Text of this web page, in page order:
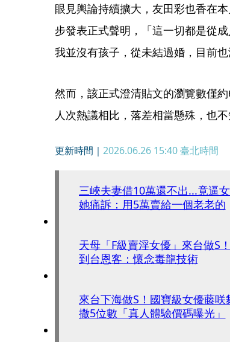
眼見輿論持續擴大，友田彩也香在
步發表正式聲明，「這一切都是從
我並沒有孩子，從未結過婚，目前
然而，該正式澄清貼文的瀏覽數僅
人次熱議相比，落差相當懸殊，也
更新時間｜ 2026.06.26 15:40臺北時間
三峽夫妻借10萬還不出...竟逼
她痛訴：用5萬賣給一個老老的
天母「F級賣淫女優」來台做
到台恩客：懷念毒龍技術
來台下海做S！國寶級女優
撒5位數「真人體驗價碼曝光」